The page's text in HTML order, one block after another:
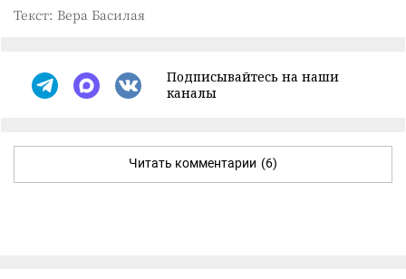
Текст: Вера Басилая
Подписывайтесь на наши
каналы
Читать комментарии (6)